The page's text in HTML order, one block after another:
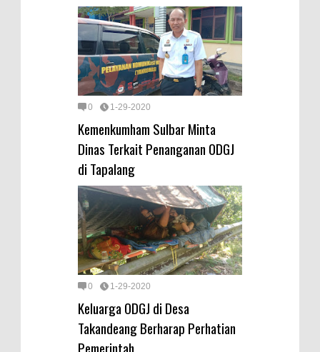
0 1-29-2020
Kemenkumham Sulbar Minta
Dinas Terkait Penanganan ODGJ
di Tapalang
0 1-29-2020
Keluarga ODGJ di Desa
Takandeang Berharap Perhatian